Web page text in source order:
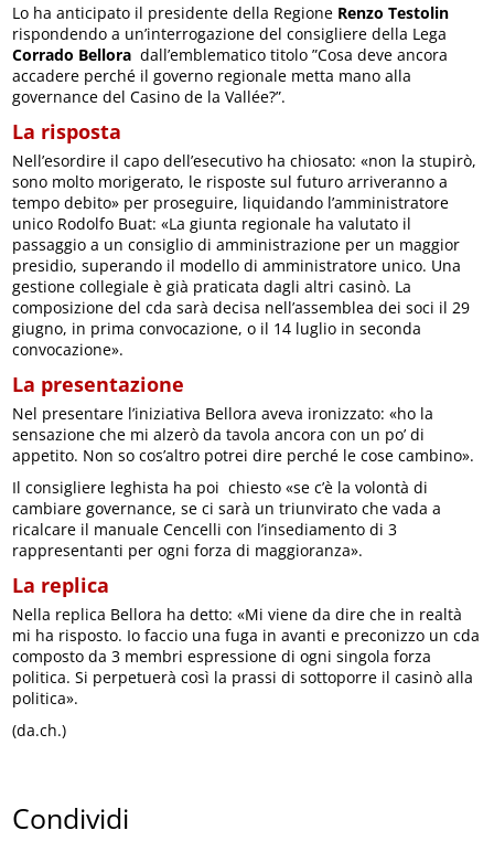
Lo ha anticipato il presidente della Regione Renzo Testolin
rispondendo a un’interrogazione del consigliere della Lega
Corrado Bellora dall’emblematico titolo ”Cosa deve ancora
accadere perché il governo regionale metta mano alla
governance del Casino de la Vallée?”.
La risposta
Nell’esordire il capo dell’esecutivo ha chiosato: «non la stupirò,
sono molto morigerato, le risposte sul futuro arriveranno a
tempo debito» per proseguire, liquidando l’amministratore
unico Rodolfo Buat: «La giunta regionale ha valutato il
passaggio a un consiglio di amministrazione per un maggior
presidio, superando il modello di amministratore unico. Una
gestione collegiale è già praticata dagli altri casinò. La
composizione del cda sarà decisa nell’assemblea dei soci il 29
giugno, in prima convocazione, o il 14 luglio in seconda
convocazione».
La presentazione
Nel presentare l’iniziativa Bellora aveva ironizzato: «ho la
sensazione che mi alzerò da tavola ancora con un po’ di
appetito. Non so cos’altro potrei dire perché le cose cambino».
Il consigliere leghista ha poi chiesto «se c’è la volontà di
cambiare governance, se ci sarà un triunvirato che vada a
ricalcare il manuale Cencelli con l’insediamento di 3
rappresentanti per ogni forza di maggioranza».
La replica
Nella replica Bellora ha detto: «Mi viene da dire che in realtà
mi ha risposto. Io faccio una fuga in avanti e preconizzo un cda
composto da 3 membri espressione di ogni singola forza
politica. Si perpetuerà così la prassi di sottoporre il casinò alla
politica».
(da.ch.)
Condividi